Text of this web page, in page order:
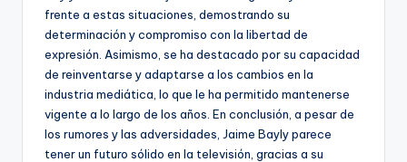
frente a estas situaciones, demostrando su
determinación y compromiso con la libertad de
expresión. Asimismo, se ha destacado por su capacidad
de reinventarse y adaptarse a los cambios en la
industria mediática, lo que le ha permitido mantenerse
vigente a lo largo de los años. En conclusión, a pesar de
los rumores y las adversidades, Jaime Bayly parece
tener un futuro sólido en la televisión, gracias a su